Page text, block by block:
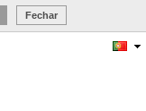
Fechar